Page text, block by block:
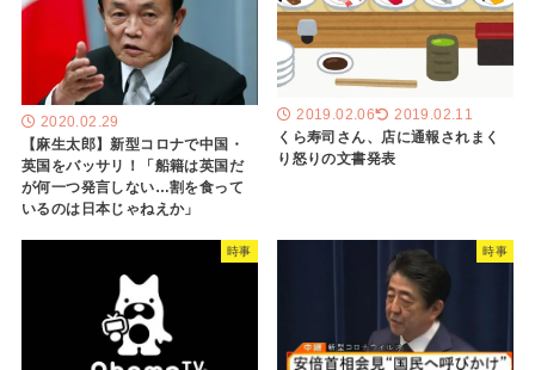
2020.02.29
【麻生太郎】新型コロナで中国・
英国をバッサリ！「船籍は英国だ
が何一つ発言しない…割を食って
いるのは日本じゃねえか」
2019.02.06 2019.02.11
くら寿司さん、店に通報されまく
り怒りの文書発表
時事 時事